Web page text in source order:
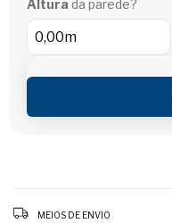
Altura da parede?
Entregas para o CEP:
MEIOS DE ENVIO